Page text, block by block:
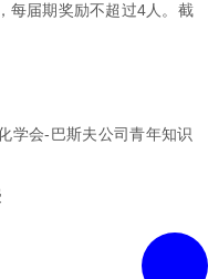
每届期奖励不超过4人。截